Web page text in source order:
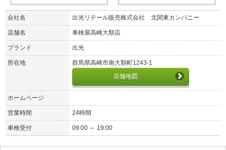
会社名 出光リテール販売株式会社 北関東カンパニー
店舗名 車検屋高崎大類店
ブランド 出光
所在地
群馬県高崎市南大類町1243-1
店舗地図
ホームページ
営業時間 24時間
車検受付 09:00 ～ 19:00